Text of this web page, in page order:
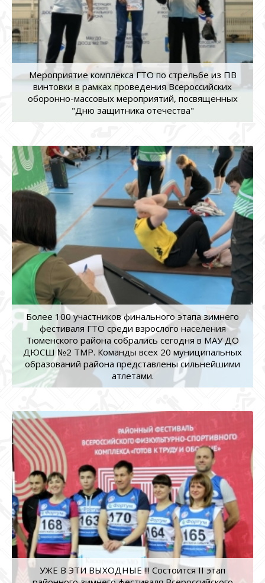
Мероприятие комплекса ГТО по стрельбе из ПВ
винтовки в рамках проведения Всероссийских
оборонно-массовых мероприятий, посвященных
"Дню защитника отечества"
Более 100 участников финального этапа зимнего
фестиваля ГТО среди взрослого населения
Тюменского района собрались сегодня в МАУ ДО
ДЮСШ №2 ТМР. Команды всех 20 муниципальных
образований района представлены сильнейшими
атлетами.
УЖЕ В ЭТИ ВЫХОДНЫЕ !!! Состоится II этап